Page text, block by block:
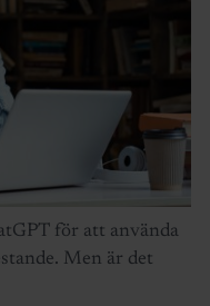
för att använda
Men är det